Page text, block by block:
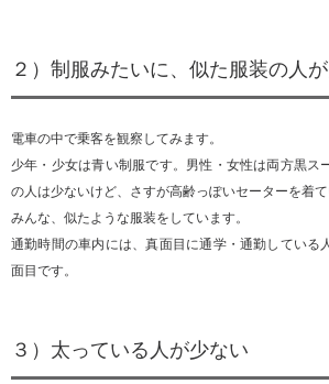
２）制服みたいに、似た服装の人
電車の中で乗客を観察してみます。
少年・少女は青い制服です。男性・女性は両方黒ス
の人は少ないけど、さすが高齢っぽいセーターを着て
みんな、似たような服装をしています。
通勤時間の車内には、真面目に通学・通勤している
面目です。
３）太っている人が少ない